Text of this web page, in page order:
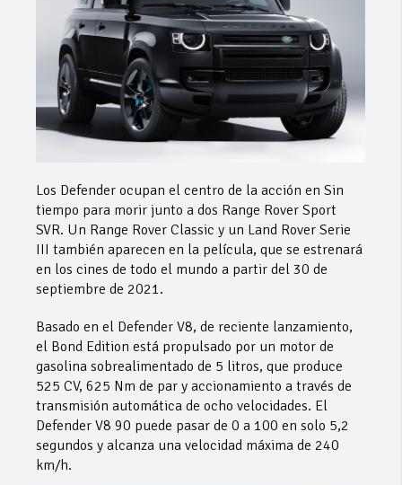
Los Defender ocupan el centro de la acción en Sin
tiempo para morir junto a dos Range Rover Sport
SVR. Un Range Rover Classic y un Land Rover Serie
III también aparecen en la película, que se estrenará
en los cines de todo el mundo a partir del 30 de
septiembre de 2021.
Basado en el Defender V8, de reciente lanzamiento,
el Bond Edition está propulsado por un motor de
gasolina sobrealimentado de 5 litros, que produce
525 CV, 625 Nm de par y accionamiento a través de
transmisión automática de ocho velocidades. El
Defender V8 90 puede pasar de 0 a 100 en solo 5,2
segundos y alcanza una velocidad máxima de 240
km/h.